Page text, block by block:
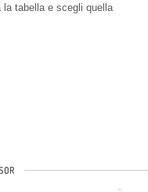
tabella e scegli quella